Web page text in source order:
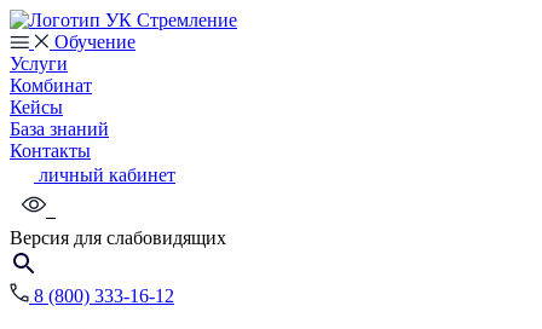
Обучение
Услуги
Комбинат
Кейсы
База знаний
Контакты
личный кабинет
Версия для слабовидящих
8 (800) 333-16-12